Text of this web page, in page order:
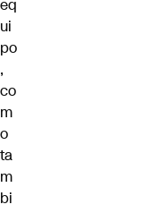
eq
ui
po
,
co
m
o
ta
m
bi